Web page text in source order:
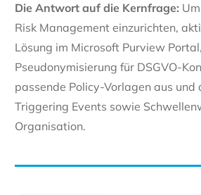
Die Antwort auf die Kernfrage:
Risk Management einzurichten,
Lösung im Microsoft Purview
Pseudonymisierung für DSGVO-
passende Policy-Vorlagen aus und
Triggering Events sowie
Organisation.